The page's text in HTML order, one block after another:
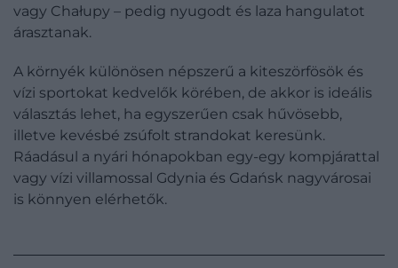
vagy Chałupy – pedig nyugodt és laza hangulatot
árasztanak.
A környék különösen népszerű a kiteszörfösök és
vízi sportokat kedvelők körében, de akkor is ideális
választás lehet, ha egyszerűen csak hűvösebb,
illetve kevésbé zsúfolt strandokat keresünk.
Ráadásul a nyári hónapokban egy-egy kompjárattal
vagy vízi villamossal Gdynia és Gdańsk nagyvárosai
is könnyen elérhetők.